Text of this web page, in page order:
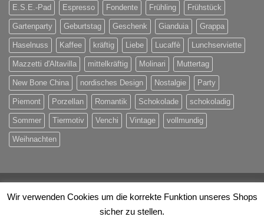
E.S.E.-Pad Espresso Fondente Frühling Frühstück
Gartenparty Geburtstag Geschenk Gianduia Grappa
Haselnuss Kaffee kräftig Liebe Lucaffè Lunchserviette
Mazzetti d'Altavilla mittelkräftig Molinari Muttertag
New Bone China nordisches Design Nostalgie Party
Piemont Porzellan Romantik Schokolade schokoladig
Sommer Tiermotiv Venchi Vintage vollmundig
Weihnachten
Visa MasterCard
Eps Rechung
KONTAKT IHRE VORTEILE
Wir verwenden Cookies um die korrekte Funktion unseres Shops
sicher zu stellen.